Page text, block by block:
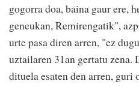
gogorra doa, baina gaur ere,
geneukan, Remirengatik",
urte pasa diren arren, "ez
uztailaren 31an gertatu zena.
dituela esaten den arren,